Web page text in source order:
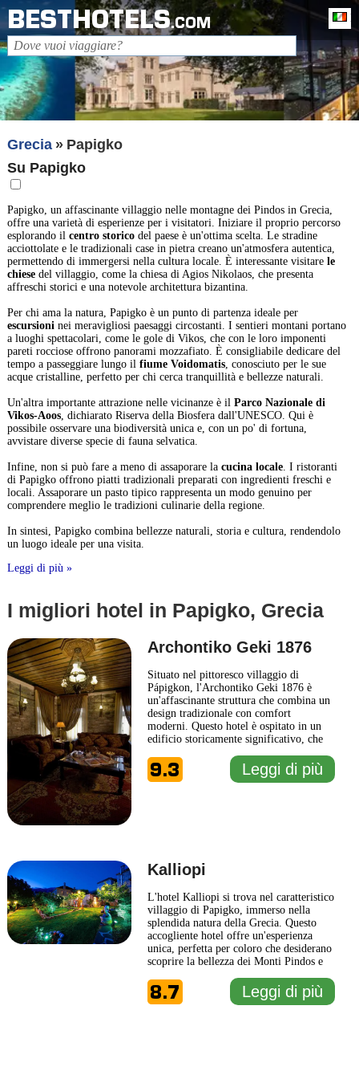
BESTHOTELS.COM
Grecia
Papigko
Su Papigko
Papigko, un affascinante villaggio nelle montagne dei Pindos in Grecia,
offre una varietà di esperienze per i visitatori. Iniziare il proprio percorso
esplorando il centro storicodel paese è un'ottima scelta. Le stradine
acciottolate e le tradizionali case in pietra creano un'atmosfera autentica,
permettendo di immergersi nella cultura locale. È interessante visitare le
chiesedel villaggio, come la chiesa di Agios Nikolaos, che presenta
affreschi storici e una notevole architettura bizantina.
Per chi ama la natura, Papigko è un punto di partenza ideale per
escursioninei meravigliosi paesaggi circostanti. I sentieri montani portano
a luoghi spettacolari, come le gole di Vikos, che con le loro imponenti
pareti rocciose offrono panorami mozzafiato. È consigliabile dedicare del
tempo a passeggiare lungo il fiume Voidomatis, conosciuto per le sue
acque cristalline, perfetto per chi cerca tranquillità e bellezze naturali.
Un'altra importante attrazione nelle vicinanze è il Parco Nazionale di
Vikos-Aoos, dichiarato Riserva della Biosfera dall'UNESCO. Qui è
possibile osservare una biodiversità unica e, con un po' di fortuna,
avvistare diverse specie di fauna selvatica.
Infine, non si può fare a meno di assaporare la cucina locale. I ristoranti
di Papigko offrono piatti tradizionali preparati con ingredienti freschi e
locali. Assaporare un pasto tipico rappresenta un modo genuino per
comprendere meglio le tradizioni culinarie della regione.
In sintesi, Papigko combina bellezze naturali, storia e cultura, rendendolo
un luogo ideale per una visita.
Leggi di più »
I migliori hotel in Papigko, Grecia
Archontiko Geki 1876
Situato nel pittoresco villaggio di
Pápigkon, l'Archontiko Geki 1876 è
un'affascinante struttura che combina un
design tradizionale con comfort
moderni. Questo hotel è ospitato in un
edificio storicamente significativo, che
contribuendo a creare un'atmosfera unica
e accogliente. L'Archontiko Geki 1876
9.3 Leggi di più
Kalliopi
L'hotel Kalliopi si trova nel caratteristico
villaggio di Papigko, immerso nella
splendida natura della Grecia. Questo
accogliente hotel offre un'esperienza
unica, perfetta per coloro che desiderano
scoprire la bellezza dei Monti Pindos e
tranquillità. Le camere dell'hotel
Kalliopi sono arredate con gusto e dotate
8.7 Leggi di più